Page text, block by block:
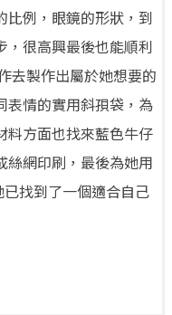
比例，眼鏡的形狀，到
，很高興最後也能順利
去製作出屬於她想要的
表情的實用斜孭袋，為
料方面也找來藍色牛仔
絲網印刷，最後為她用
找到了一個適合自己